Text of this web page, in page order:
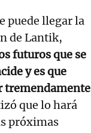
puede llegar la
de Lantik,
futuros que se
y es que
tremendamente
que lo hará
próximas